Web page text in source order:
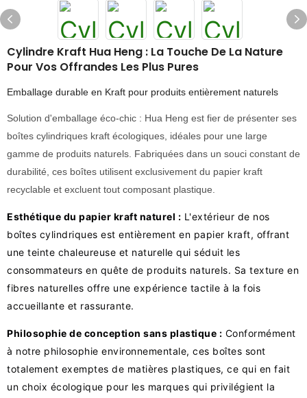
Cylindre Kraft Hua Heng : La Touche De La Nature
Pour Vos Offrandes Les Plus Pures
Emballage durable en Kraft pour produits entièrement naturels
Solution d'emballage éco-chic : Hua Heng est fier de présenter ses
boîtes cylindriques kraft écologiques, idéales pour une large
gamme de produits naturels. Fabriquées dans un souci constant de
durabilité, ces boîtes utilisent exclusivement du papier kraft
recyclable et excluent tout composant plastique.
Esthétique du papier kraft naturel : L'extérieur de nos
boîtes cylindriques est entièrement en papier kraft, offrant
une teinte chaleureuse et naturelle qui séduit les
consommateurs en quête de produits naturels. Sa texture en
fibres naturelles offre une expérience tactile à la fois
accueillante et rassurante.
Philosophie de conception sans plastique : Conformément
à notre philosophie environnementale, ces boîtes sont
totalement exemptes de matières plastiques, ce qui en fait
un choix écologique pour les marques qui privilégient la